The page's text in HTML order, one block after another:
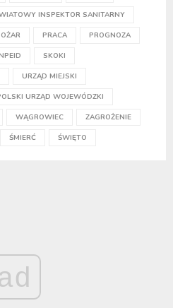
INSPEKTOR SANITARNY
PRACA PROGNOZA
SKOKI
URZĄD MIEJSKI
URZĄD WOJEWÓDZKI
WĄGROWIEC ZAGROŻENIE
ŚMIERĆ ŚWIĘTO